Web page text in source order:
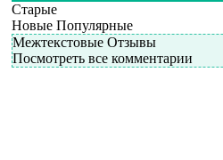
Старые
Новые Популярные
Межтекстовые Отзывы
Посмотреть все комментарии